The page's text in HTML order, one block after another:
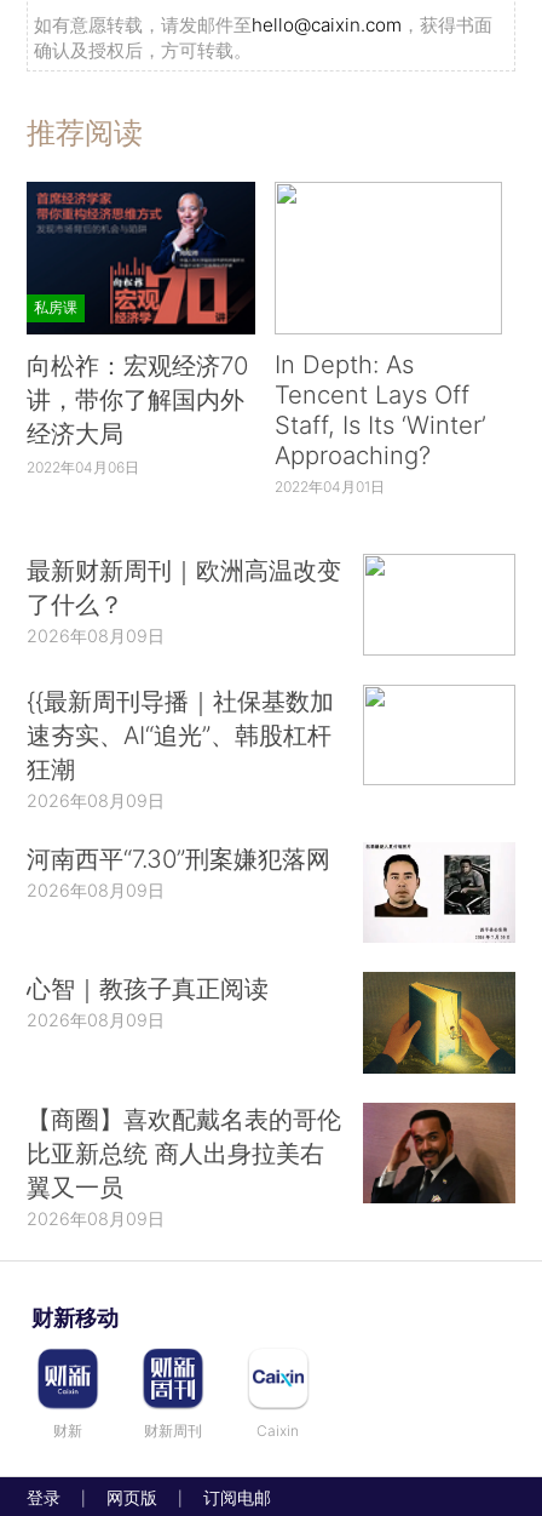
如有意愿转载，请发邮件至hello@caixin.com ，获得书面
确认及授权后，方可转载。
推荐阅读
私房课
向松祚：宏观经济70
讲，带你了解国内外
经济大局
2022年04月06日
In Depth: As
Tencent Lays Off
Staff, Is Its ‘Winter’
Approaching?
2022年04月01日
最新财新周刊｜欧洲高温改变
了什么？
2026年08月09日
{{最新周刊导播｜社保基数加
速夯实、AI“追光”、韩股杠杆
狂潮
2026年08月09日
河南西平“7.30”刑案嫌犯落网
2026年08月09日
心智｜教孩子真正阅读
2026年08月09日
【商圈】喜欢配戴名表的哥伦
比亚新总统 商人出身拉美右
翼又一员
2026年08月09日
财新移动
财新 财新周刊 Caixin
登录 网页版 订阅电邮